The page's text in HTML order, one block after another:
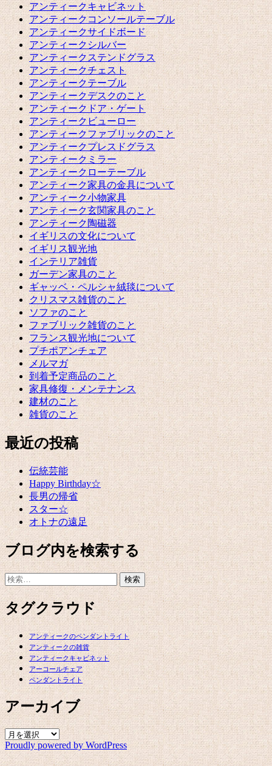
アンティークキャビネット
アンティークコンソールテーブル
アンティークサイドボード
アンティークシルバー
アンティークステンドグラス
アンティークチェスト
アンティークテーブル
アンティークデスクのこと
アンティークドア・ゲート
アンティークビューロー
アンティークファブリックのこと
アンティークプレスドグラス
アンティークミラー
アンティークローテーブル
アンティーク家具の金具について
アンティーク小物家具
アンティーク玄関家具のこと
アンティーク陶磁器
イギリスの文化について
イギリス観光地
インテリア雑貨
ガーデン家具のこと
ギャッベ・ペルシャ絨毯について
クリスマス雑貨のこと
ソファのこと
ファブリック雑貨のこと
フランス観光地について
プチポアンチェア
メルマガ
到着予定商品のこと
家具修復・メンテナンス
建材のこと
雑貨のこと
最近の投稿
伝統芸能
Happy Birthday☆
長男の帰省
スター☆
オトナの遠足
ブログ内を検索する
検
索:
タグクラウド
アンティークのペンダントライト
アンティークの雑貨
アンティークキャビネット
アーコールチェア
ペンダントライト
アーカイブ
ア
ー
カ
Proudly powered by WordPress